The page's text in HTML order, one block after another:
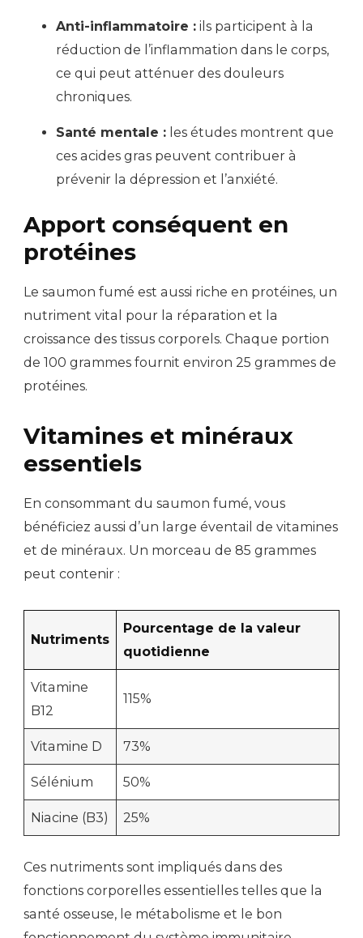
Anti-inflammatoire : ils participent à la
réduction de l’inflammation dans le corps,
ce qui peut atténuer des douleurs
chroniques.
Santé mentale : les études montrent que
ces acides gras peuvent contribuer à
prévenir la dépression et l’anxiété.
Apport conséquent en
protéines
Le saumon fumé est aussi riche en protéines, un
nutriment vital pour la réparation et la
croissance des tissus corporels. Chaque portion
de 100 grammes fournit environ 25 grammes de
protéines.
Vitamines et minéraux
essentiels
En consommant du saumon fumé, vous
bénéficiez aussi d’un large éventail de vitamines
et de minéraux. Un morceau de 85 grammes
peut contenir :
Nutriments
Pourcentage de la valeur
quotidienne
Vitamine
B12
115%
Vitamine D 73%
Sélénium 50%
Niacine (B3) 25%
Ces nutriments sont impliqués dans des
fonctions corporelles essentielles telles que la
santé osseuse, le métabolisme et le bon